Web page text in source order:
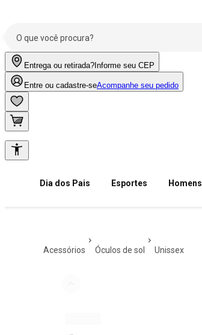
Entrega ou retirada? Informe seu CEP
Entre ou cadastre-seAcompanhe seu pedido
Dia dos Pais Esportes Homens
acessórios óculos de sol unissex